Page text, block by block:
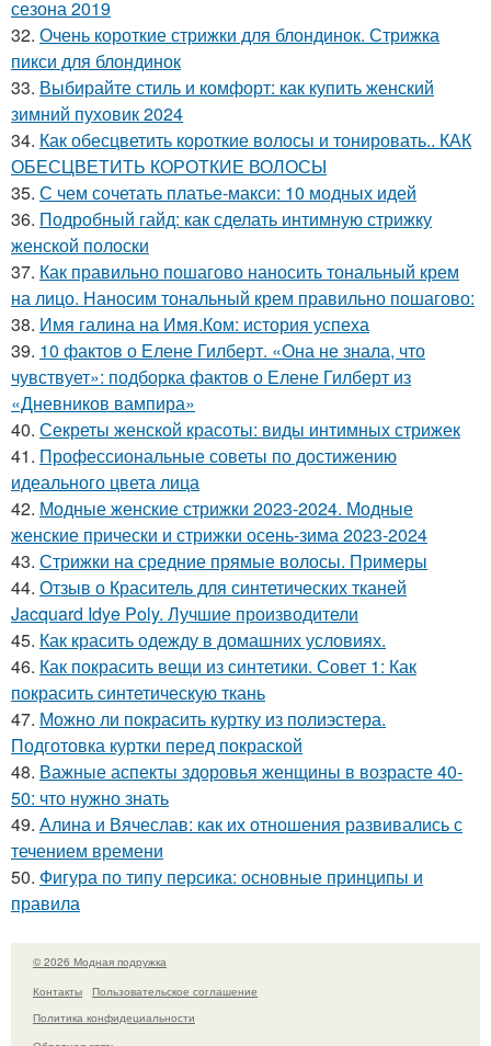
сезона 2019
32. Очень короткие стрижки для блондинок. Стрижка
пикси для блондинок
33. Выбирайте стиль и комфорт: как купить женский
зимний пуховик 2024
34. Как обесцветить короткие волосы и тонировать.. КАК
ОБЕСЦВЕТИТЬ КОРОТКИЕ ВОЛОСЫ
35. С чем сочетать платье-макси: 10 модных идей
36. Подробный гайд: как сделать интимную стрижку
женской полоски
37. Как правильно пошагово наносить тональный крем
на лицо. Наносим тональный крем правильно пошагово:
38. Имя галина на Имя.Ком: история успеха
39. 10 фактов о Елене Гилберт. «Она не знала, что
чувствует»: подборка фактов о Елене Гилберт из
«Дневников вампира»
40. Секреты женской красоты: виды интимных стрижек
41. Профессиональные советы по достижению
идеального цвета лица
42. Модные женские стрижки 2023-2024. Модные
женские прически и стрижки осень-зима 2023-2024
43. Стрижки на средние прямые волосы. Примеры
44. Отзыв о Краситель для синтетических тканей
Jacquard Idye Poly. Лучшие производители
45. Как красить одежду в домашних условиях.
46. Как покрасить вещи из синтетики. Совет 1: Как
покрасить синтетическую ткань
47. Можно ли покрасить куртку из полиэстера.
Подготовка куртки перед покраской
48. Важные аспекты здоровья женщины в возрасте 40-
50: что нужно знать
49. Алина и Вячеслав: как их отношения развивались с
течением времени
50. Фигура по типу персика: основные принципы и
правила
© 2026 Модная подружка
Контакты
Пользовательское соглашение
Политика конфидециальности